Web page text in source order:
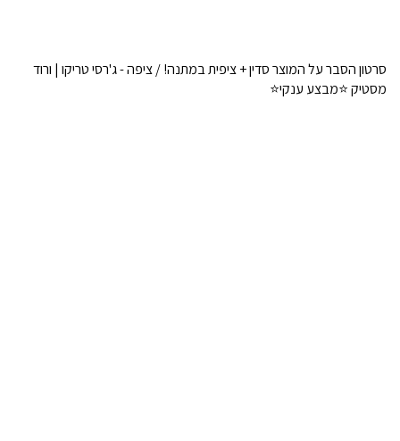
סרטון הסבר על המוצר סדין + ציפית במתנה! / ציפה - ג'רסי טריקו | ורוד
מסטיק ⭐מבצע ענקי⭐